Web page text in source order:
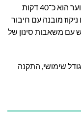
ומגבירים את הבטיחות. זמן ההתקנה המשוער הוא כ־40 דקות
ניקוז מובנה עם חיבור
עם משאבות סינון של
שימושי, התקנה